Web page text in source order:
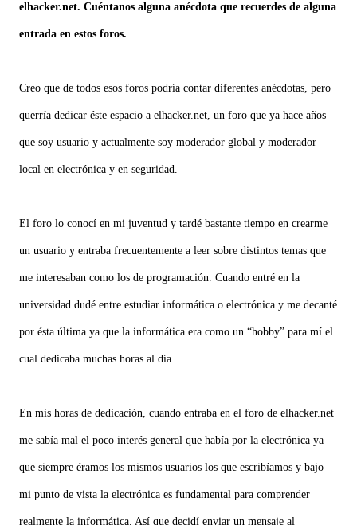
elhacker.net. Cuéntanos alguna anécdota que recuerdes de alguna
entrada en estos foros.
Creo que de todos esos foros podría contar diferentes anécdotas, pero
querría dedicar éste espacio a elhacker.net, un foro que ya hace años
que soy usuario y actualmente soy moderador global y moderador
local en electrónica y en seguridad.
El foro lo conocí en mi juventud y tardé bastante tiempo en crearme
un usuario y entraba frecuentemente a leer sobre distintos temas que
me interesaban como los de programación. Cuando entré en la
universidad dudé entre estudiar informática o electrónica y me decanté
por ésta última ya que la informática era como un “hobby” para mí el
cual dedicaba muchas horas al día.
En mis horas de dedicación, cuando entraba en el foro de elhacker.net
me sabía mal el poco interés general que había por la electrónica ya
que siempre éramos los mismos usuarios los que escribíamos y bajo
mi punto de vista la electrónica es fundamental para comprender
realmente la informática. Así que decidí enviar un mensaje al